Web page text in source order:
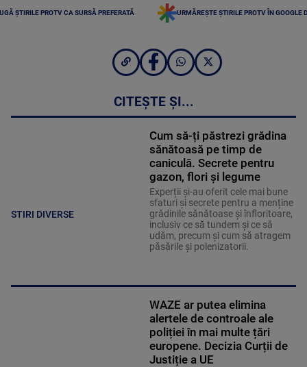
ȘTIRILE PROTV CA SURSĂ PREFERATĂ URMĂREȘTE ȘTIRILE PROTV ÎN GOOGLE
CITEȘTE ȘI...
STIRI DIVERSE
Cum să-ți păstrezi grădina
sănătoasă pe timp de
caniculă. Secrete pentru
gazon, flori și legume
Experții și-au oferit cele mai bune
sfaturi și secrete pentru a menține
grădinile sănătoase și înfloritoare,
inclusiv ce să tundem și ce să
udăm, precum și cum să atragem
păsările și polenizatorii.
WAZE ar putea elimina
alertele de controale ale
poliției în mai multe țări
europene. Decizia Curții de
Justiție a UE